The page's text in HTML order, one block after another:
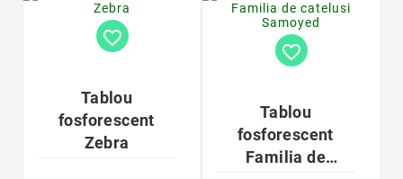
favorite_border
Tablou
fosforescent
Zebra
favorite_border
Tablou
fosforescent
Familia de